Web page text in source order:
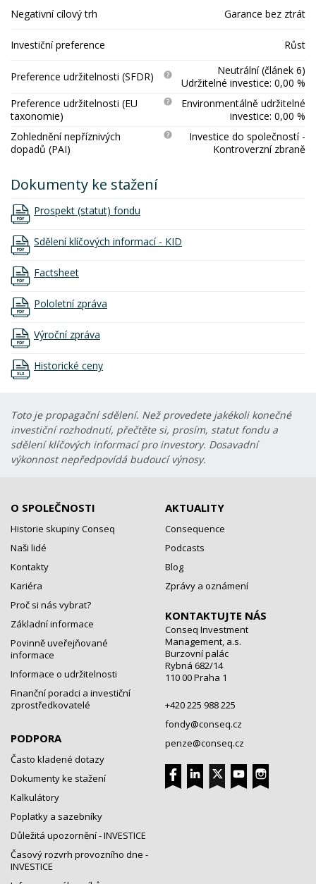
Negativní cílový trh
Garance bez ztrát
Investiční preference Růst
Preference udržitelnosti (SFDR)
Neutrální (článek 6)
Udržitelné investice: 0,00 %
Preference udržitelnosti (EU
taxonomie)
Environmentálně udržitelné
investice: 0,00 %
Zohlednění nepříznivých
dopadů (PAI)
Investice do společností -
Kontroverzní zbraně
Dokumenty ke stažení
Prospekt (statut) fondu
Sdělení klíčových informací - KID
Factsheet
Pololetní zpráva
Výroční zpráva
Historické ceny
Toto je propagační sdělení. Než provedete jakékoli konečné
investiční rozhodnutí, přečtěte si, prosím, statut fondu a
sdělení klíčových informací pro investory. Dosavadní
výkonnost nepředpovídá budoucí výnosy.
O SPOLEČNOSTI
Historie skupiny Conseq
Naši lidé
Kontakty
Kariéra
Proč si nás vybrat?
Základní informace
Povinně uveřejňované
informace
Informace o udržitelnosti
Finanční poradci a investiční
zprostředkovatelé
PODPORA
Často kladené dotazy
Dokumenty ke stažení
Kalkulátory
Poplatky a sazebníky
Důležitá upozornění - INVESTICE
Časový rozvrh provozního dne -
INVESTICE
AKTUALITY
Consequence
Podcasts
Blog
Zprávy a oznámení
KONTAKTUJTE NÁS
Conseq Investment
Management, a.s.
Burzovní palác
Rybná 682/14
110 00 Praha 1
+420 225 988 225
fondy@conseq.cz
penze@conseq.cz